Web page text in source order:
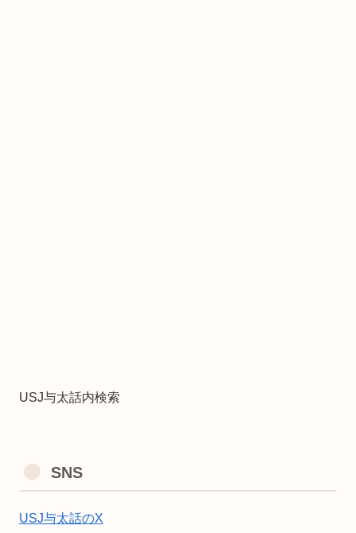
USJ与太話内検索
SNS
USJ与太話のX